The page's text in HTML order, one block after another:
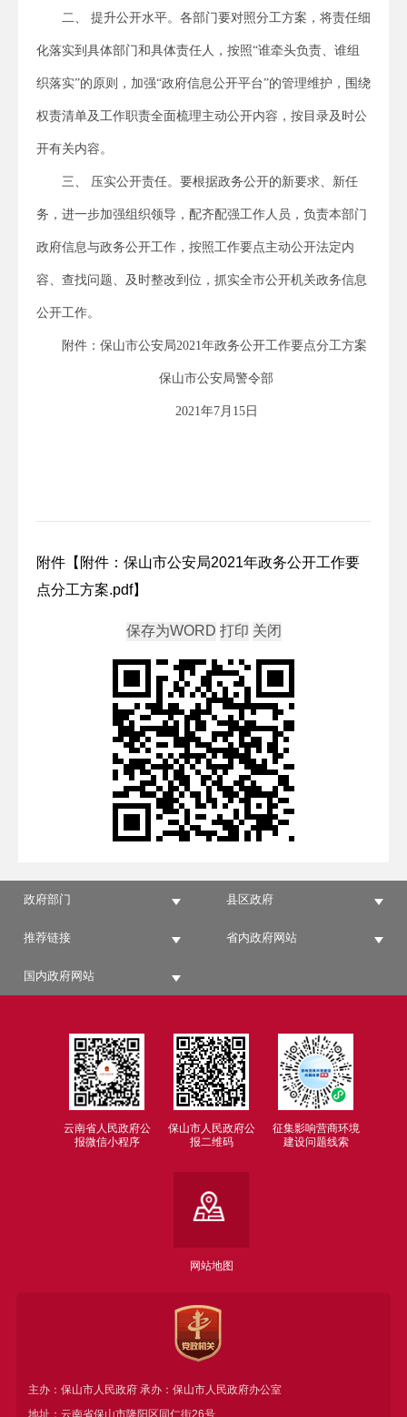
二、 提升公开水平。各部门要对照分工方案，将责任细
化落实到具体部门和具体责任人，按照“谁牵头负责、谁组
织落实”的原则，加强“政府信息公开平台”的管理维护，围绕
权责清单及工作职责全面梳理主动公开内容，按目录及时公
开有关内容。
三、 压实公开责任。要根据政务公开的新要求、新任
务，进一步加强组织领导，配齐配强工作人员，负责本部门
政府信息与政务公开工作，按照工作要点主动公开法定内
容、查找问题、及时整改到位，抓实全市公开机关政务信息
公开工作。
附件：保山市公安局2021年政务公开工作要点分工方案
保山市公安局警令部
2021年7月15日
附件【 附件：保山市公安局2021年政务公开工作要
点分工方案.pdf】
政府部门 县区政府
推荐链接 省内政府网站
国内政府网站
云南省人民政府公
报微信小程序
保山市人民政府公
报二维码
征集影响营商环境
建设问题线索
网站地图
主办：保山市人民政府 承办：保山市人民政府办公室
地址：云南省保山市隆阳区同仁街26号